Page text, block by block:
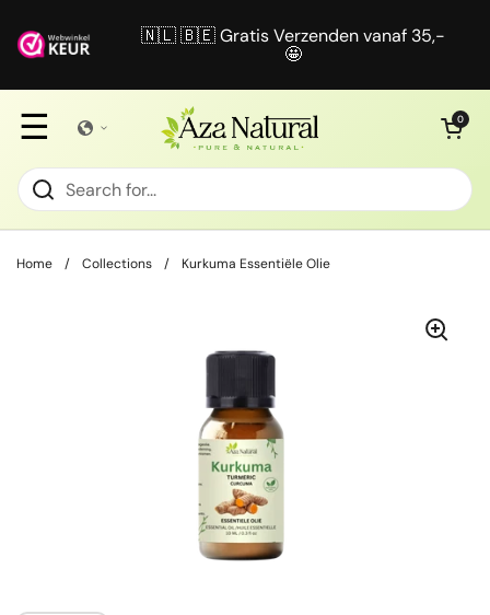
🇳🇱 🇧🇪 Gratis Verzenden vanaf 35,-
🤩
☰ Open cart
0
Home / Collections / Kurkuma Essentiële Olie